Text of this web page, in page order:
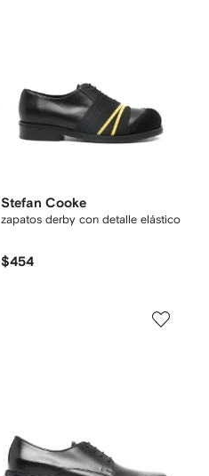
Stefan Cooke
zapatos derby con detalle elástico
$454